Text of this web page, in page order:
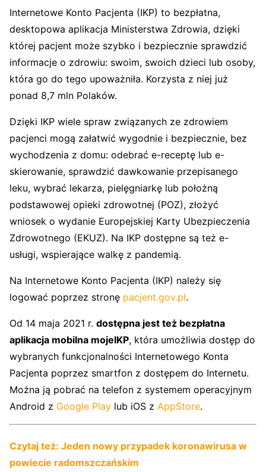
Internetowe Konto Pacjenta (IKP) to bezpłatna,
desktopowa aplikacja Ministerstwa Zdrowia, dzięki
której pacjent może szybko i bezpiecznie sprawdzić
informacje o zdrowiu: swoim, swoich dzieci lub osoby,
która go do tego upoważniła. Korzysta z niej już
ponad 8,7 mln Polaków.
Dzięki IKP wiele spraw związanych ze zdrowiem
pacjenci mogą załatwić wygodnie i bezpiecznie, bez
wychodzenia z domu: odebrać e-receptę lub e-
skierowanie, sprawdzić dawkowanie przepisanego
leku, wybrać lekarza, pielęgniarkę lub położną
podstawowej opieki zdrowotnej (POZ), złożyć
wniosek o wydanie Europejskiej Karty Ubezpieczenia
Zdrowotnego (EKUZ). Na IKP dostępne są też e-
usługi, wspierające walkę z pandemią.
Na Internetowe Konto Pacjenta (IKP) należy się
logować poprzez stronę pacjent.gov.pl.
Od 14 maja 2021 r. dostępna jest też bezpłatna
aplikacja mobilna mojeIKP, która umożliwia dostęp do
wybranych funkcjonalności Internetowego Konta
Pacjenta poprzez smartfon z dostępem do Internetu.
Można ją pobrać na telefon z systemem operacyjnym
Android z Google Play lub iOS z AppStore.
Czytaj też: Jeden nowy przypadek koronawirusa w
powiecie radomszczańskim